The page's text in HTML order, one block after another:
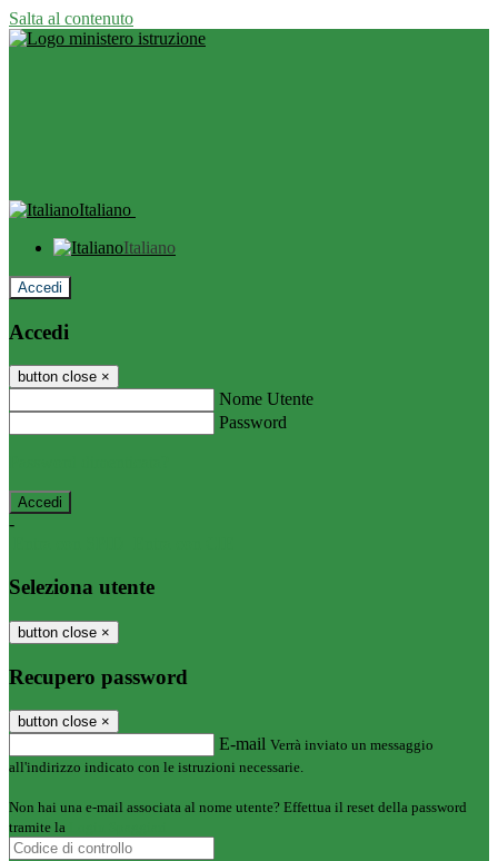
Salta al contenuto
Italiano
Italiano
Accedi
Accedi
button close ×
Nome Utente
Password
-
Seleziona utente
button close ×
Recupero password
button close ×
E-mail Verrà inviato un messaggio
all'indirizzo indicato con le istruzioni necessarie.
Non hai una e-mail associata al nome utente? Effettua il reset della password
tramite la